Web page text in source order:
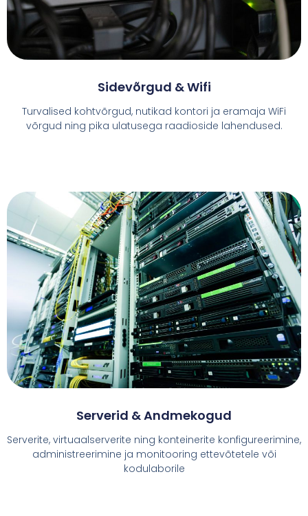
Sidevõrgud & Wifi
Turvalised kohtvõrgud, nutikad kontori ja eramaja WiFi
võrgud ning pika ulatusega raadioside lahendused.
Serverid & Andmekogud
Serverite, virtuaalserverite ning konteinerite konfigureerimine,
administreerimine ja monitooring ettevõtetele või
kodulaborile